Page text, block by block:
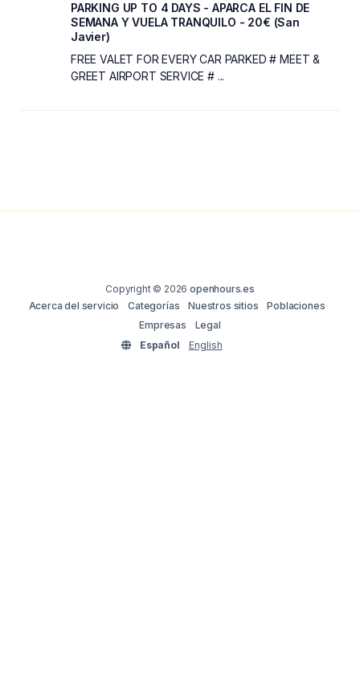
PARKING UP TO 4 DAYS - APARCA EL FIN DE
SEMANA Y VUELA TRANQUILO - 20€ (San
Javier)
FREE VALET FOR EVERY CAR PARKED # MEET &
GREET AIRPORT SERVICE # ...
Copyright © 2026openhours.es
Acerca del servicio
Categorías Nuestros sitios
Poblaciones
Empresas
Legal
Español
English